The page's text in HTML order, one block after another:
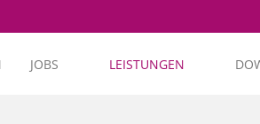
JOBS LEISTUNGEN